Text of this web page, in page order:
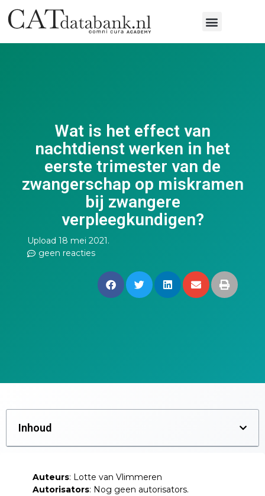
Wat is het effect van
nachtdienst werken in het
eerste trimester van de
zwangerschap op miskramen
bij zwangere
verpleegkundigen?
Upload 18 mei 2021.
geen reacties
Inhoud
Auteurs: Lotte van Vlimmeren
Autorisators: Nog geen autorisators.